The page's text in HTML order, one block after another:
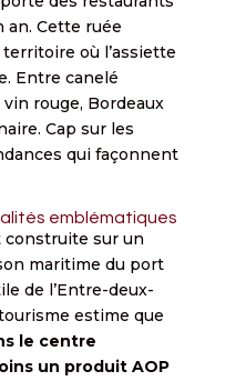
an. Cette ruée
où l’assiette
Entre canelé
rouge, Bordeaux
Cap sur les
qui façonnent
emblématiques
construite sur un
maritime du port
de l’Entre-deux-
estime que
le centre
un produit AOP